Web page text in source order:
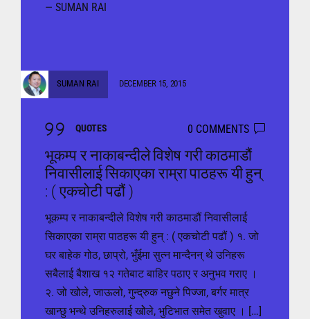
— SUMAN RAI
SUMAN RAI DECEMBER 15, 2015
QUOTES 0 COMMENTS
भूकम्प र नाकाबन्दीले विशेष गरी काठमाडौं
निवासीलाई सिकाएका राम्रा पाठहरू यी हुन्
: ( एकचोटी पढौं )
भूकम्प र नाकाबन्दीले विशेष गरी काठमाडौं निवासीलाई
सिकाएका राम्रा पाठहरू यी हुन् : ( एकचोटी पढौं ) १. जो
घर बाहेक गोठ, छाप्रो, भुँईमा सुत्न मान्दैनन् थे उनिहरू
सबैलाई बैशाख १२ गतेबाट बाहिर पठाए र अनुभव गराए ।
२. जो खोले, जाऊलो, गुन्द्रुक नछुने पिज्जा, बर्गर मात्र
खान्छु भन्थे उनिहरुलाई खोेले, भुटिभात समेत खुवाए । […]